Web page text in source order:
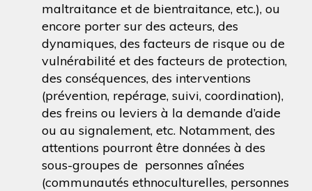
maltraitance et de bientraitance, etc.), ou
encore porter sur des acteurs, des
dynamiques, des facteurs de risque ou de
vulnérabilité et des facteurs de protection,
des conséquences, des interventions
(prévention, repérage, suivi, coordination),
des freins ou leviers à la demande d’aide
ou au signalement, etc. Notamment, des
attentions pourront être données à des
sous-groupes de personnes aînées
(communautés ethnoculturelles, personnes